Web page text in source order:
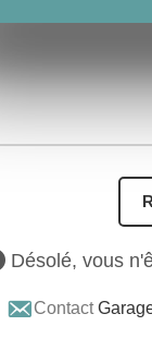
Désolé, vous
Contact